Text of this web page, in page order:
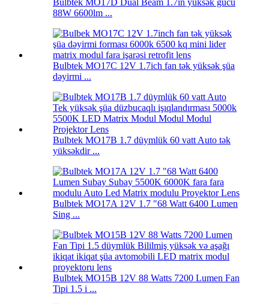
Bulbtek MO17D Dual Beam 1.7in yüksək gücü
88W 6600lm ...
Bulbtek MO17C 12V 1.7ich fan tək yüksək şüa
dəyirmi ...
Bulbtek MO17B 1.7 düymlük 60 vatt Auto tək
yüksəkdir ...
Bulbtek MO17A 12V 1.7 "68 Watt 6400 Lumen
Sing ...
Bulbtek MO15B 12V 88 Watts 7200 Lumen Fan
Tipi 1.5 i ...